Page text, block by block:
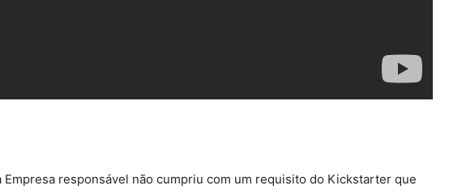
Empresa responsável não cumpriu com um requisito do Kickstarter que